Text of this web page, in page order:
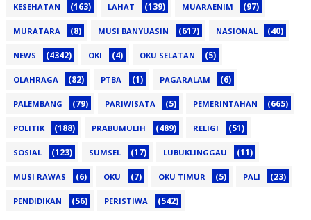
KESEHATAN (163) LAHAT (139) MUARAENIM (97)
MURATARA (8) MUSI BANYUASIN (617) NASIONAL (40)
NEWS (4342) OKI (4) OKU SELATAN (5)
OLAHRAGA (82) PTBA (1) PAGARALAM (6)
PALEMBANG (79) PARIWISATA (5) PEMERINTAHAN (665)
POLITIK (188) PRABUMULIH (489) RELIGI (51)
SOSIAL (123) SUMSEL (17) LUBUKLINGGAU (11)
MUSI RAWAS (6) OKU (7) OKU TIMUR (5) PALI (23)
PENDIDIKAN (56) PERISTIWA (542)